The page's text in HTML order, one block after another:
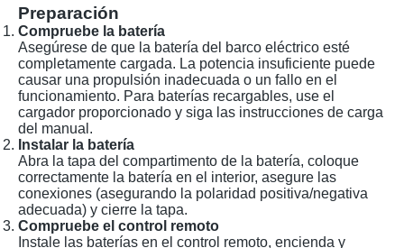
Sobre nosotros
Contacte con nosotros
Preparación
Compruebe la batería
Asegúrese de que la batería del barco eléctrico esté
completamente cargada. La potencia insuficiente puede
causar una propulsión inadecuada o un fallo en el
funcionamiento. Para baterías recargables, use el
cargador proporcionado y siga las instrucciones de carga
del manual.
Instalar la batería
Abra la tapa del compartimento de la batería, coloque
correctamente la batería en el interior, asegure las
conexiones (asegurando la polaridad positiva/negativa
adecuada) y cierre la tapa.
Compruebe el control remoto
Instale las baterías en el control remoto, encienda y